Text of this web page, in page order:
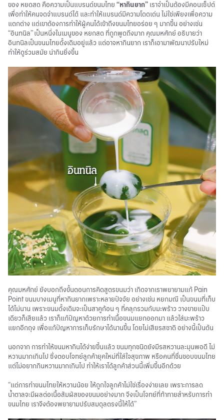
ของ หยดสด คือความเป็นแบรนด์ขนมไทย “หากินยาก” เราจำเป็นต้องมีคอนเซ็ปต์
เพื่อทำให้คนจดจำแบรนด์ได้ และทำให้แบรนด์มีความโดดเด่น ไม่ใช่เพียงเพื่อความ
แตกต่าง แต่เขาต้องการทำให้ผู้คนได้เข้าถึงขนมไทยอร่อย ๆ มากขึ้น อย่างเช่น
“อินทนิล” เป็นหนึ่งในเมนูของ หยกสด ที่ถูกพูดถึงมาก คุณมหศักย์ อธิบายว่า
อินทนิลเป็นขนมไทยดั้งเดิมอยู่แล้ว แต่อาจหากินยาก เราก็เอามาพัฒนาปรับใหม่
ทำให้ดูร่วมสมัย น่ากินยิ่งขึ้น
คุณมหศักย์ ยังบอกถึงขั้นตอนการคิดสูตรขนมว่า เกิดจากเราพยายามแก้ Pain
Point ขนมบางเมนูที่หากินยากเพราะหลายปัจจัย อย่างเช่น หยกมณี เป็นขนมที่เก็บ
ได้ไม่นาน เพราะขนมดั้งเดิมจะเป็นสาคูก้อน ๆ ที่คลุกรวมกับมะพร้าว วางขายแป๊บ
เดียวก็เสียแล้ว เราก็แก้ปัญหาด้วยการทำเนื้อขนมแยกออกมา แล้วใส่มะพร้าว
แยกอีกถุง เพื่อแก้ปัญหาการเก็บรักษาได้นานขึ้น โดยไม่เสียรสชาติ อย่างนี้เป็นต้น
นอกจาก การทำให้ขนมหากินได้ง่ายขึ้นแล้ว ขนมทุกชนิดยังมีรสหวานละมุนพอดี ไม่
หวานมากเกินไป ซึ่งตอบโจทย์ลูกค้ายุคใหม่ที่ใส่ใจสุขภาพ หรือคนที่ชื่นชอบขนมไทย
แต่ไม่อยากกินหวานมากเกินไป ทำให้เราได้ลูกค้าส่วนนี้เพิ่มขึ้นอีกด้วย
“แต่การทำขนมไทยให้หวานน้อย ให้ถูกใจลูกค้าไม่ใช่เรื่องง่ายเลย เพราะการลด
น้ำตาลจะมีผลต่อเนื้อสัมผัสของขนมอย่างมาก จึงเป็นโจทย์ที่ท้าทายสำหรับการทำ
ขนมไทย เราจึงต้องพยายามปรับสมดุลตรงนี้ให้ได้”